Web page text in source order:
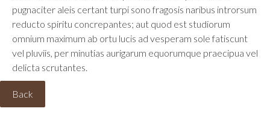
pugnaciter aleis certant turpi sono fragosis naribus introrsum
reducto spiritu concrepantes; aut quod est studiorum
omnium maximum ab ortu lucis ad vesperam sole fatiscunt
vel pluviis, per minutias aurigarum equorumque praecipua vel
delicta scrutantes.
Back